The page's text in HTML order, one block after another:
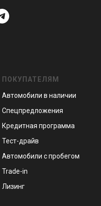
ПОКУПАТЕЛЯМ
Автомобили в наличии
Спецпредложения
Кредитная программа
Тест-драйв
Автомобили с пробегом
Trade-in
Лизинг